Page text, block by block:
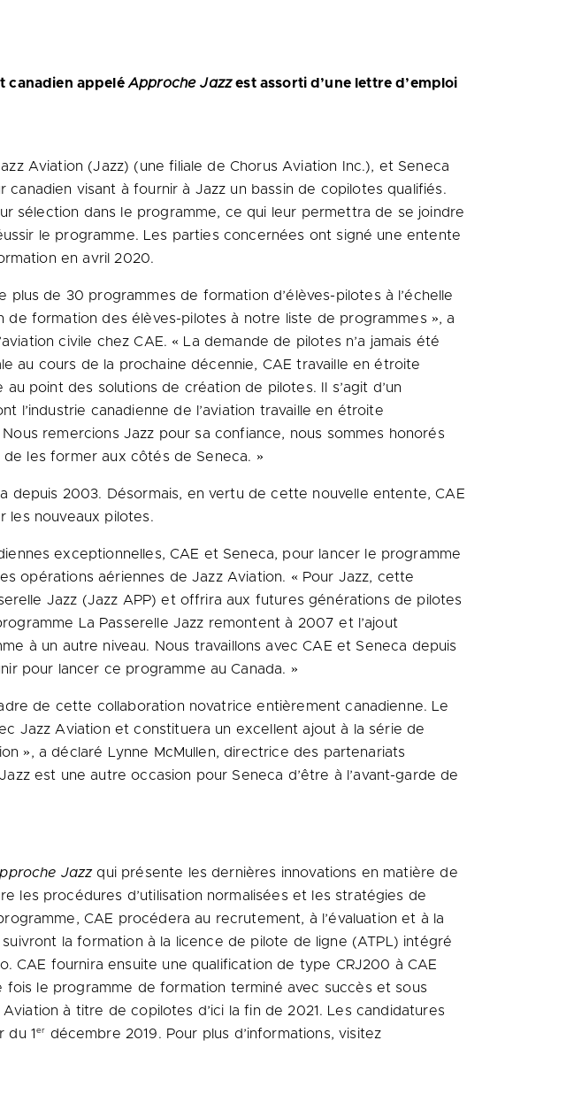
canadien appelé Approche Jazzest assorti d’une lettre d’emploi
Aviation (Jazz) (une filiale de Chorus Aviation Inc.), et Seneca
canadien visant à fournir à Jazz un bassin de copilotes qualifiés.
sélection dans le programme, ce qui leur permettra de se joindre
le programme. Les parties concernées ont signé une entente
en avril 2020.
de 30 programmes de formation d’élèves-pilotes à l’échelle
de formation des élèves-pilotes à notre liste de programmes », a
civile chez CAE. « La demande de pilotes n’a jamais été
au cours de la prochaine décennie, CAE travaille en étroite
point des solutions de création de pilotes. Il s’agit d’un
l’industrie canadienne de l’aviation travaille en étroite
remercions Jazz pour sa confiance, nous sommes honorés
les former aux côtés de Seneca. »
depuis 2003. Désormais, en vertu de cette nouvelle entente, CAE
les nouveaux pilotes.
exceptionnelles, CAE et Seneca, pour lancer le programme
opérations aériennes de Jazz Aviation. « Pour Jazz, cette
Jazz (Jazz APP) et offrira aux futures générations de pilotes
La Passerelle Jazz remontent à 2007 et l’ajout
à un autre niveau. Nous travaillons avec CAE et Seneca depuis
pour lancer ce programme au Canada. »
de cette collaboration novatrice entièrement canadienne. Le
Jazz Aviation et constituera un excellent ajout à la série de
», a déclaré Lynne McMullen, directrice des partenariats
est une autre occasion pour Seneca d’être à l’avant-garde de
Jazzqui présente les dernières innovations en matière de
les procédures d’utilisation normalisées et les stratégies de
CAE procédera au recrutement, à l’évaluation et à la
la formation à la licence de pilote de ligne (ATPL) intégré
CAE fournira ensuite une qualification de type CRJ200 à CAE
le programme de formation terminé avec succès et sous
à titre de copilotes d’ici la fin de 2021. Les candidatures
du 1er décembre 2019. Pour plus d’informations, visitez